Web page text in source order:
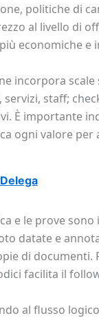
politiche di
al livello di
economiche e
incorpora
staff;
È importante
ogni valore
e le prove
datate e
di
facilita il
al flusso